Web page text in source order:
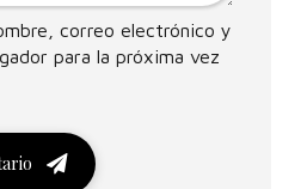
correo electrónico y
para la próxima vez